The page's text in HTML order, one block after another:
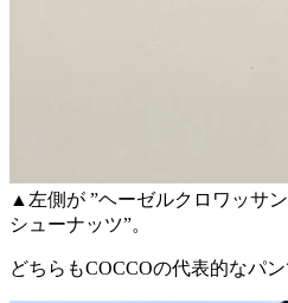
▲左側が ”ヘーゼルクロワッサ
シューナッツ”。
どちらもCOCCOの代表的なパン